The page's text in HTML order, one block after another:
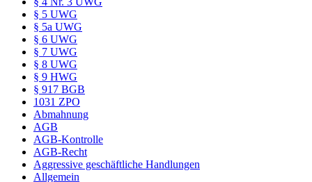
§ 5 UWG
§ 5a UWG
§ 6 UWG
§ 7 UWG
§ 8 UWG
§ 9 HWG
§ 917 BGB
1031 ZPO
Abmahnung
AGB
AGB-Kontrolle
AGB-Recht
Aggressive geschäftliche Handlungen
Allgemein